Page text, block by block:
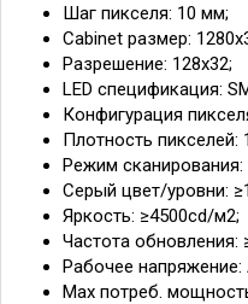
Шаг пикселя: 10 мм;
Cabinet размер:
Разрешение: 128х32;
LED спецификация:
Конфигурация
Плотность пикселей:
Режим сканирования:
Серый цвет/уровни:
Яркость: ≥4500cd/м2;
Частота обновления:
Рабочее напряжение:
Маx потреб.